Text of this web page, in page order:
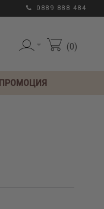
0889 888 484
0
ПРОМОЦИЯ